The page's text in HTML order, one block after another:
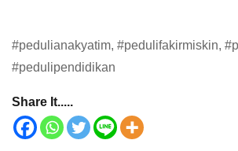
#pedulianakyatim, #pedulifakirmiskin,
#pedulipendidikan
Share It.....